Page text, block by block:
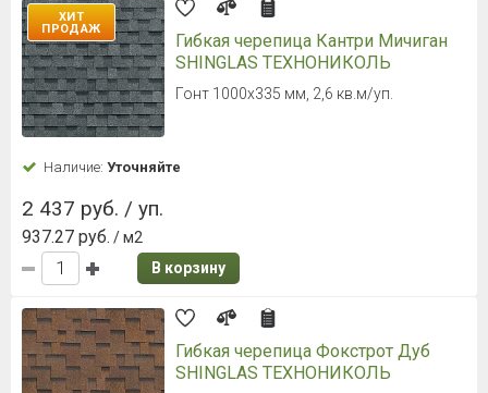
ХИТ
ПРОДАЖ
Гибкая черепица Кантри Мичиган
SHINGLAS ТЕХНОНИКОЛЬ
Гонт 1000х335 мм, 2,6 кв.м/уп.
Наличие: Уточняйте
2 437 руб. / уп.
937.27 руб. / м2
В корзину
Гибкая черепица Фокстрот Дуб
SHINGLAS ТЕХНОНИКОЛЬ